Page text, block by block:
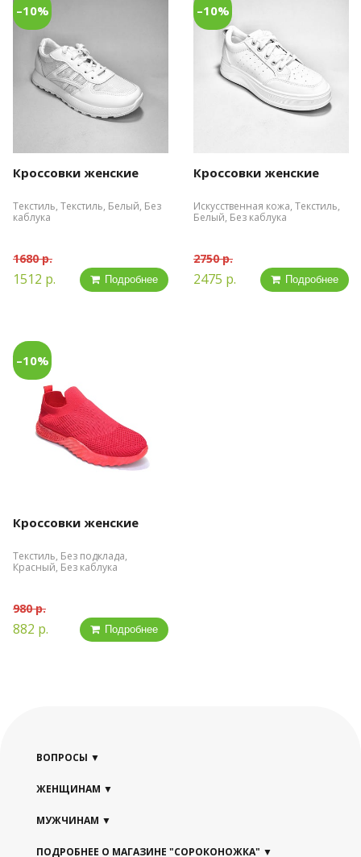
–10%
Кроссовки женские
Текстиль, Текстиль, Белый, Без
каблука
1680 р.
1512 р. Подробнее
–10%
Кроссовки женские
Искусственная кожа, Текстиль,
Белый, Без каблука
2750 р.
2475 р. Подробнее
–10%
Кроссовки женские
Текстиль, Без подклада,
Красный, Без каблука
980 р.
882 р. Подробнее
ВОПРОСЫ
ЖЕНЩИНАМ
МУЖЧИНАМ
ПОДРОБНЕЕ О МАГАЗИНЕ "СОРОКОНОЖКА"